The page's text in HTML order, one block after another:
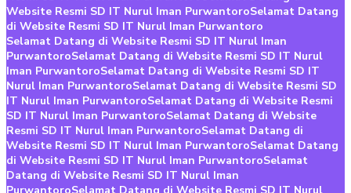
Website Resmi SD IT Nurul Iman PurwantoroSelamat Datang
di Website Resmi SD IT Nurul Iman Purwantoro
Selamat Datang di Website Resmi SD IT Nurul Iman
PurwantoroSelamat Datang di Website Resmi SD IT Nurul
Iman PurwantoroSelamat Datang di Website Resmi SD IT
Nurul Iman PurwantoroSelamat Datang di Website Resmi SD
IT Nurul Iman PurwantoroSelamat Datang di Website Resmi
SD IT Nurul Iman PurwantoroSelamat Datang di Website
Resmi SD IT Nurul Iman PurwantoroSelamat Datang di
Website Resmi SD IT Nurul Iman PurwantoroSelamat Datang
di Website Resmi SD IT Nurul Iman PurwantoroSelamat
Datang di Website Resmi SD IT Nurul Iman